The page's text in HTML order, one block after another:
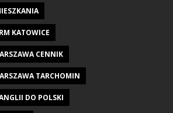
KATOWICE
CENNIK
TARCHOMIN
DO POLSKI